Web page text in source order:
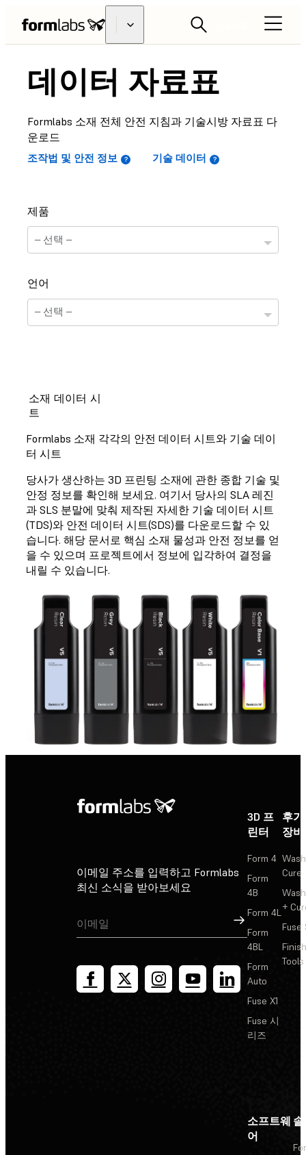
데이터 자료표
Formlabs 소재 전체 안전 지침과 기술시방 자료표 다
운로드
조작법 및 안전 정보 기술 데이터
제품
언어
선택하신 소재는 현재 기술정보 자료표를 준비하는 중
입니다.
안전 정보 자료표
선택하신 소재는 현재 안전정보 자료표를 준비하는 중
입니다.
소재 데이터 시
트
Formlabs 소재 각각의 안전 데이터 시트와 기술 데이
터 시트
당사가 생산하는 3D 프린팅 소재에 관한 종합 기술 및
안정 정보를 확인해 보세요. 여기서 당사의 SLA 레진
과 SLS 분말에 맞춰 제작된 자세한 기술 데이터 시트
(TDS)와 안전 데이터 시트(SDS)를 다운로드할 수 있
습니다. 해당 문서로 핵심 소재 물성과 안전 정보를 얻
을 수 있으며 프로젝트에서 정보에 입각하여 결정을
내릴 수 있습니다.
이메일 주소를 입력하고 Formlabs
최신 소식을 받아보세요
가입
3D 프
린터
Form 4
Form
4B
Form 4L
Form
4BL
Form
Auto
Fuse X1
Fuse 시
리즈
후
장비
Cure
+
Fuse
Tools
소프트웨
어